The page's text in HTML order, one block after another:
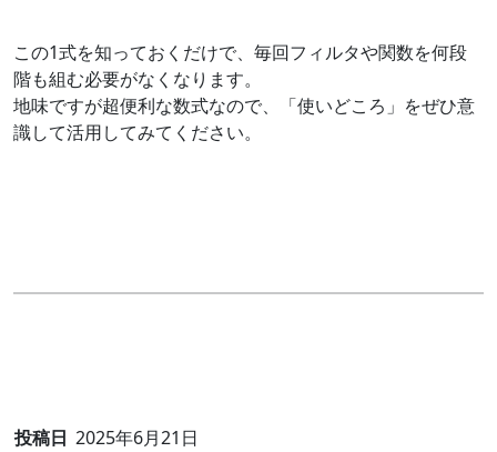
この1式を知っておくだけで、毎回フィルタや関数を何段
階も組む必要がなくなります。
地味ですが超便利な数式なので、「使いどころ」をぜひ意
識して活用してみてください。
投稿日 2025年6月21日